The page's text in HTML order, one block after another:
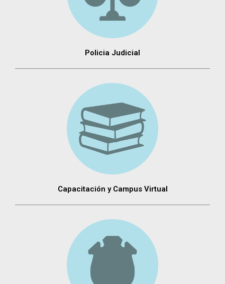
Policia Judicial
Capacitación y Campus Virtual